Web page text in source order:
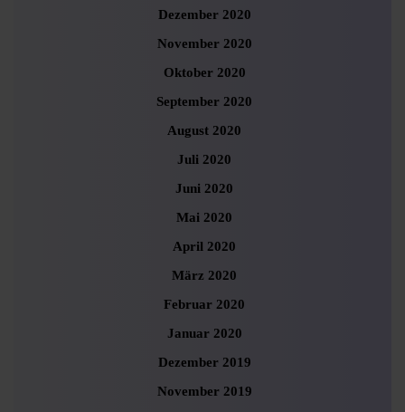
Dezember 2020
November 2020
Oktober 2020
September 2020
August 2020
Juli 2020
Juni 2020
Mai 2020
April 2020
März 2020
Februar 2020
Januar 2020
Dezember 2019
November 2019